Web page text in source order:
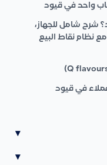
واحد في قيود
شرح شامل للجهاز،
نظام نقاط البيع
▾
▾